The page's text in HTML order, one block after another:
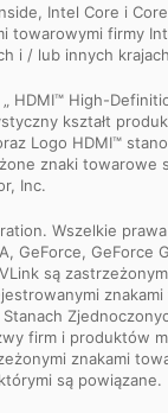
Intel Core i
towarowymi firmy
i / lub innych
„ HDMI™ High-
kształt
Logo HDMI™
znaki towarowe
Inc.
Wszelkie
GeForce, GeForce
są
firm i produktów
znakami
są powiązane.